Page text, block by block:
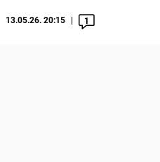
13.05.26. 20:15 1